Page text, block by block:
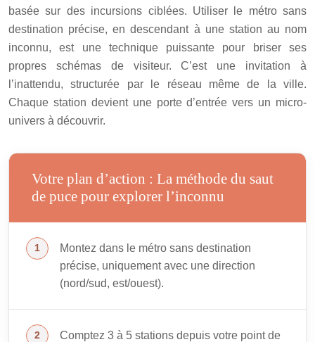
basée sur des incursions ciblées. Utiliser le métro sans
destination précise, en descendant à une station au nom
inconnu, est une technique puissante pour briser ses
propres schémas de visiteur. C’est une invitation à
l’inattendu, structurée par le réseau même de la ville.
Chaque station devient une porte d’entrée vers un micro-
univers à découvrir.
Votre plan d’action : La méthode du saut
de puce pour explorer l’inconnu
Montez dans le métro sans destination
précise, uniquement avec une direction
(nord/sud, est/ouest).
Comptez 3 à 5 stations depuis votre point de